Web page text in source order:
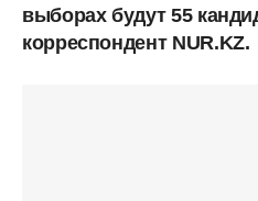
выборах будут 55
корреспондент NUR.KZ.